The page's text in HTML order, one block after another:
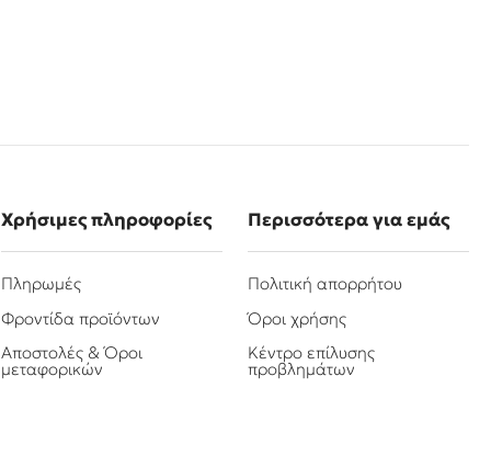
Χρήσιμες πληροφορίες
Πληρωμές
Φροντίδα προϊόντων
Αποστολές & Όροι
μεταφορικών
Περισσότερα για εμάς
Πολιτική απορρήτου
Όροι χρήσης
Κέντρο επίλυσης
προβλημάτων